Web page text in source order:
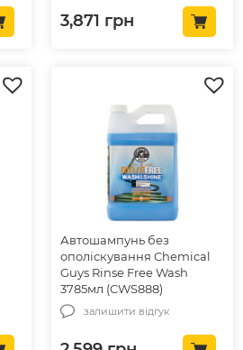
3,871 грн
Автошампунь без
ополіскування Chemical
Guys Rinse Free Wash
3785мл (CWS888)
залишити відгук